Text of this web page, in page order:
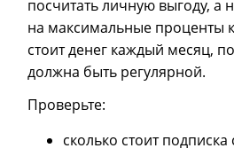
посчитать личную выгоду, а
на максимальные проценты
стоит денег каждый месяц,
должна быть регулярной.
Проверьте:
сколько стоит подписка